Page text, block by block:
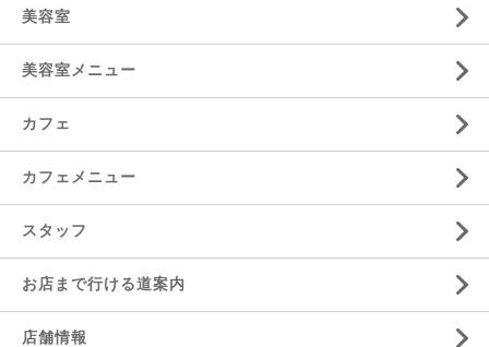
美容室
美容室メニュー
カフェ
カフェメニュー
スタッフ
お店まで行ける道案内
店舗情報